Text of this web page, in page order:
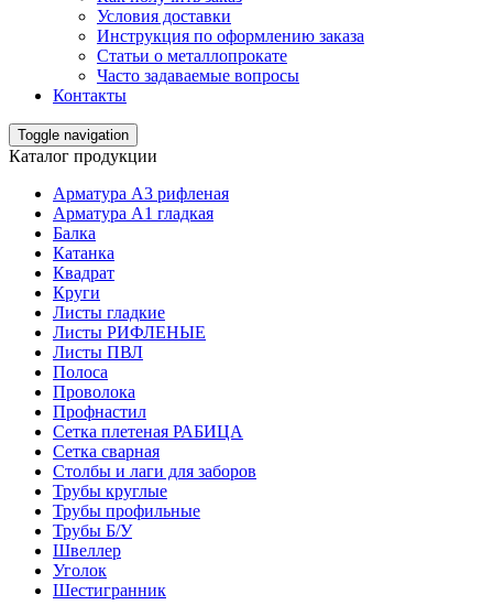
Условия доставки
Инструкция по оформлению заказа
Статьи о металлопрокате
Часто задаваемые вопросы
Контакты
Toggle navigation
Каталог продукции
Арматура А3 рифленая
Арматура А1 гладкая
Балка
Катанка
Квадрат
Круги
Листы гладкие
Листы РИФЛЕНЫЕ
Листы ПВЛ
Полоса
Проволока
Профнастил
Сетка плетеная РАБИЦА
Сетка сварная
Столбы и лаги для заборов
Трубы круглые
Трубы профильные
Трубы Б/У
Швеллер
Уголок
Шестигранник